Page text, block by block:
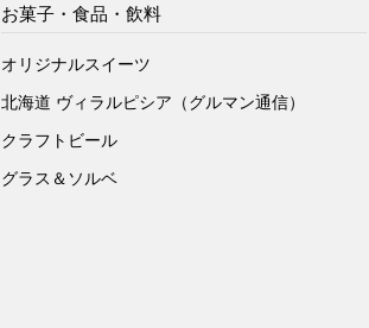
お菓子・食品・飲料
オリジナルスイーツ
北海道 ヴィラルピシア（グルマン通信）
クラフトビール
グラス＆ソルベ